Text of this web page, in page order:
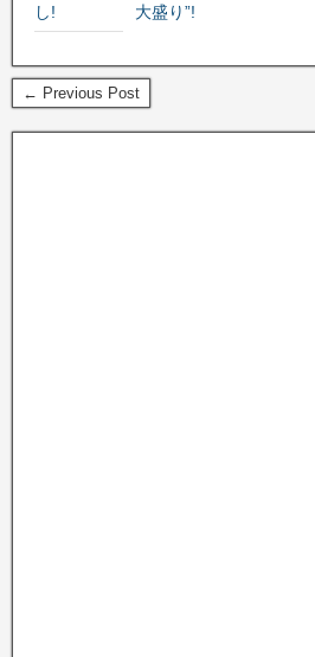
し!
大盛り”!
← Previous Post